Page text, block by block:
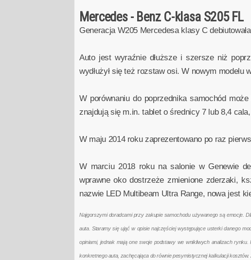
Mercedes - Benz C-klasa S205 FL
Generacja W205 Mercedesa klasy C
Auto jest wyraźnie dłuższe i szersze niż
wydłużył się też rozstaw osi. W nowym modelu
W porównaniu do poprzednika samochód
znajdują się m.in. tablet o średnicy 7 lub 8,4
W maju 2014 roku zaprezentowano po raz
W marciu 2018 roku na salonie w Genewie
wprawne oko dostrzeże zmienione zderzaki,
nazwie LED Multibeam Ultra Range, nowa jest
Najgorszymi doradcami przy zakupie samochodu używanego są emocje.
auta. Staramy się ująć w opisie najczęściej występujące usterki danego
opiniami, jednak mają one swoje podstawy we wnikliwych analizach
konkretnego auta, zachęcająca do równie pesymistycznej kalkulacji